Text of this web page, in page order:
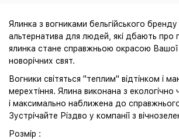
Ялинка з вогниками бельгійського
альтернатива для людей, які дбають про
ялинка стане справжньою окрасою Вашої
новорічних свят.
Вогники світяться "теплим" відтінком і
мерехтіння. Ялина виконана з екологічно
і максимально наближена до
Зустрічайте Різдво у компанії з
Розмір :